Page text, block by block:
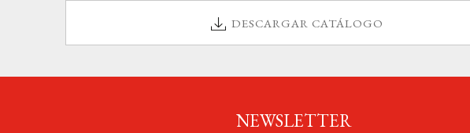
DESCARGAR CATÁLOGO
NEWSLETTER